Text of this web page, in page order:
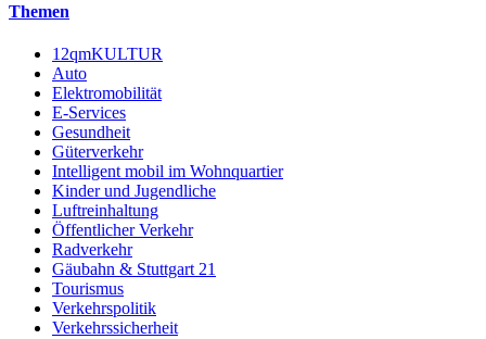
Themen
12qmKULTUR
Auto
Elektromobilität
E-Services
Gesundheit
Güterverkehr
Intelligent mobil im Wohnquartier
Kinder und Jugendliche
Luftreinhaltung
Öffentlicher Verkehr
Radverkehr
Gäubahn & Stuttgart 21
Tourismus
Verkehrspolitik
Verkehrssicherheit